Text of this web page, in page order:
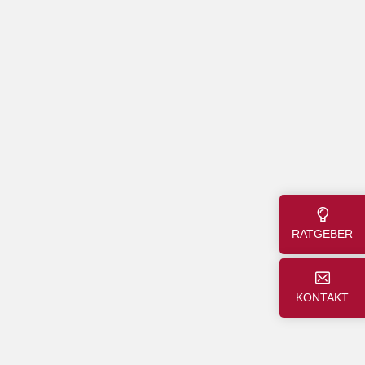
RATGEBER
KONTAKT